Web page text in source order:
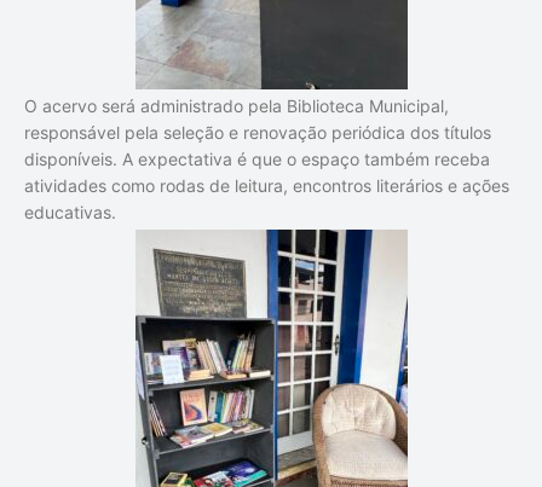
O acervo será administrado pela Biblioteca Municipal,
responsável pela seleção e renovação periódica dos títulos
disponíveis. A expectativa é que o espaço também receba
atividades como rodas de leitura, encontros literários e ações
educativas.